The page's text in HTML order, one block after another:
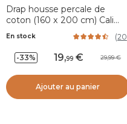
Drap housse percale de
coton (160 x 200 cm) Cali
En stock (20
-33% 19,99 29,99
Ajouter au panier